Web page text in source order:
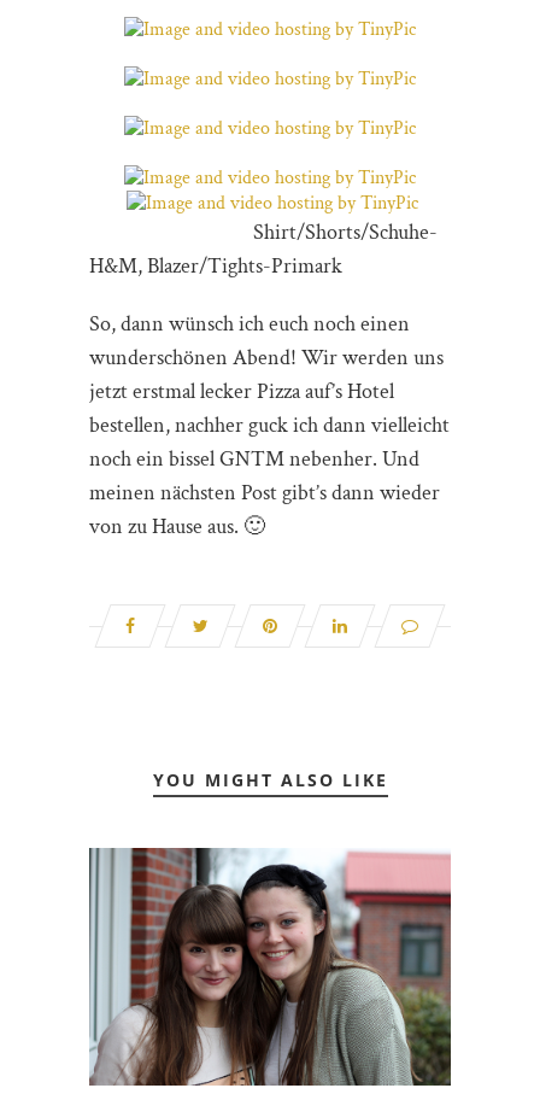
Shirt/Shorts/Schuhe-
H&M, Blazer/Tights-Primark
So, dann wünsch ich euch noch einen
wunderschönen Abend! Wir werden uns
jetzt erstmal lecker Pizza auf’s Hotel
bestellen, nachher guck ich dann vielleicht
noch ein bissel GNTM nebenher. Und
meinen nächsten Post gibt’s dann wieder
von zu Hause aus. 🙂
YOU MIGHT ALSO LIKE